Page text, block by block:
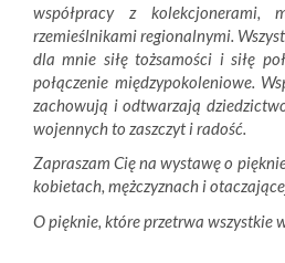
współpracy z kolekcjonerami,
rzemieślnikami regionalnymi.
dla mnie siłę tożsamości i siłę
połączenie międzypokoleniowe.
zachowują i odtwarzają
wojennych to zaszczyt i radość.
Zapraszam Cię na wystawę o
kobietach, mężczyznach i
O pięknie, które przetrwa wszystkie